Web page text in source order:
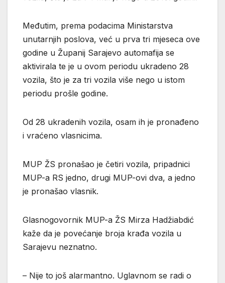
Međutim, prema podacima Ministarstva
unutarnjih poslova, već u prva tri mjeseca ove
godine u Županij Sarajevo automafija se
aktivirala te je u ovom periodu ukradeno 28
vozila, što je za tri vozila više nego u istom
periodu prošle godine.
Od 28 ukradenih vozila, osam ih je pronađeno
i vraćeno vlasnicima.
MUP ŽS pronašao je četiri vozila, pripadnici
MUP-a RS jedno, drugi MUP-ovi dva, a jedno
je pronašao vlasnik.
Glasnogovornik MUP-a ŽS Mirza Hadžiabdić
kaže da je povećanje broja krađa vozila u
Sarajevu neznatno.
– Nije to još alarmantno. Uglavnom se radi o